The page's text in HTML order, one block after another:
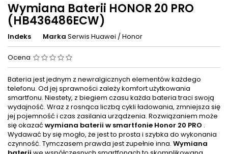
Wymiana Baterii HONOR 20 PRO
(HB436486ECW)
Indeks Marka Serwis Huawei / Honor
Ocena
Bateria jest jednym z newralgicznych elementów każdego
telefonu. Od jej sprawności zależy komfort użytkowania
smartfonu. Niestety, z biegiem czasu każda bateria traci swoją
wydajność. Wraz z rosnąca liczbą cykli ładowania, zmniejsza się
jej pojemność i czas zasilania urządzenia. Rozwiązaniem może
się okazać wymiana baterii w smartfonie Honor 20 PRO .
Wydawać by się mogło, że jest to prosta i szybka do wykonania
czynność. Tymczasem prawda jest zupełnie inna. Wymiana